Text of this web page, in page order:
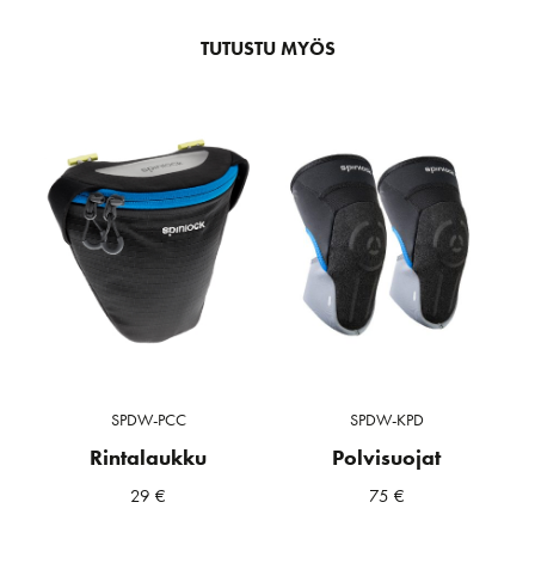
TUTUSTU MYÖS
SPDW-PCC
Rintalaukku
29€
SPDW-KPD
Polvisuojat
75 €